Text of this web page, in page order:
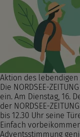
Aktion des
Die NORDSEE-
ein. Am Dienstag, 16.
der NORDSEE-
bis 12.30 Uhr seine
Einfach
Adventsstimmung